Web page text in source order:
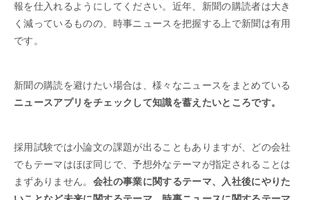
報を仕入れるようにしてください。近年、新聞の購読者は大き
く減っているものの、時事ニュースを把握する上で新聞は有用
です。
新聞の購読を避けたい場合は、様々なニュースをまとめている
ニュースアプリをチェックして知識を蓄えたいところです。
採用試験では小論文の課題が出ることもありますが、どの会社
でもテーマはほぼ同じで、予想外なテーマが指定されることは
まずありません。 会社の事業に関するテーマ、入社後にやりた